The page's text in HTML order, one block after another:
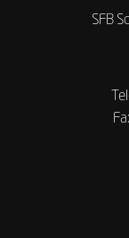
SFB